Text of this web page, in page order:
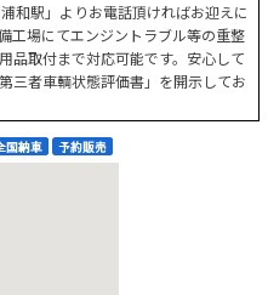
和駅」よりお電話頂ければお迎えに
工場にてエンジントラブル等の重整
品取付まで対応可能です。安心して
三者車輌状態評価書」を開示してお